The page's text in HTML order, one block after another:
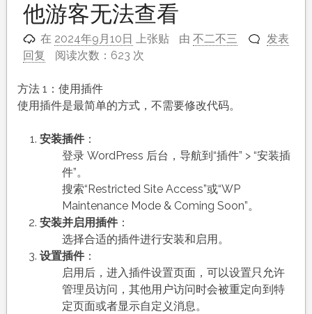
他游客无法查看
在 2024年9月10日 上张贴 由不二不三
发表
回复
阅读次数：623 次
方法 1：使用插件
使用插件是最简单的方式，不需要修改代码。
安装插件：
登录 WordPress 后台，导航到“插件” > “安装插
件”。
搜索“Restricted Site Access”或“WP
Maintenance Mode & Coming Soon”。
安装并启用插件：
选择合适的插件进行安装和启用。
设置插件：
启用后，进入插件设置页面，可以设置只允许
管理员访问，其他用户访问时会被重定向到特
定页面或者显示自定义消息。